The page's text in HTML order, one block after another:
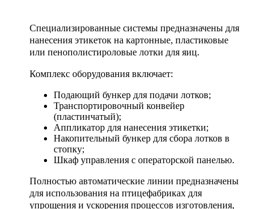
Специализированные системы предназначены для
нанесения этикеток на картонные, пластиковые
или пенополистироловые лотки для яиц.
Комплекс оборудования включает:
Подающий бункер для подачи лотков;
Транспортировочный конвейер
(пластинчатый);
Аппликатор для нанесения этикетки;
Накопительный бункер для сбора лотков в
стопку;
Шкаф управления с операторской панелью.
Полностью автоматические линии предназначены
для использования на птицефабриках для
упрощения и ускорения процессов изготовления,